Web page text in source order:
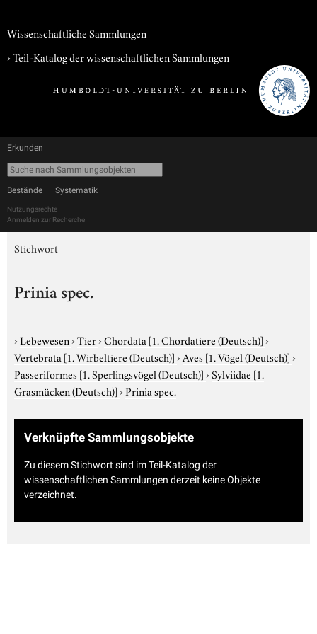
Wissenschaftliche Sammlungen
› Teil-Katalog der wissenschaftlichen Sammlungen
Erkunden
Bestände Systematik
Nutzungsrechte
Anmelden zur Recherche
Stichwort
Prinia spec.
›Lebewesen›Tier›Chordata [1. Chordatiere (Deutsch)]›
Vertebrata [1. Wirbeltiere (Deutsch)]›Aves [1. Vögel (Deutsch)]›
Passeriformes [1. Sperlingsvögel (Deutsch)]›Sylviidae [1.
Grasmücken (Deutsch)]›Prinia spec.
Verknüpfte Sammlungsobjekte
Zu diesem Stichwort sind im Teil-Katalog der
wissenschaftlichen Sammlungen derzeit keine Objekte
verzeichnet.